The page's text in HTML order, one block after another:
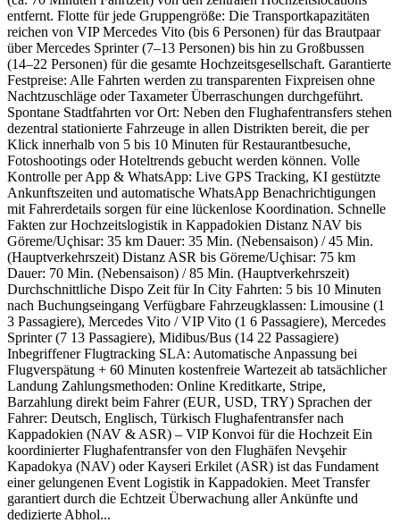
entfernt. Flotte für jede Gruppengröße: Die Transportkapazitäten
reichen von VIP Mercedes Vito (bis 6 Personen) für das Brautpaar
über Mercedes Sprinter (7–13 Personen) bis hin zu Großbussen
(14–22 Personen) für die gesamte Hochzeitsgesellschaft. Garantierte
Festpreise: Alle Fahrten werden zu transparenten Fixpreisen ohne
Nachtzuschläge oder Taxameter Überraschungen durchgeführt.
Spontane Stadtfahrten vor Ort: Neben den Flughafentransfers stehen
dezentral stationierte Fahrzeuge in allen Distrikten bereit, die per
Klick innerhalb von 5 bis 10 Minuten für Restaurantbesuche,
Fotoshootings oder Hoteltrends gebucht werden können. Volle
Kontrolle per App & WhatsApp: Live GPS Tracking, KI gestützte
Ankunftszeiten und automatische WhatsApp Benachrichtigungen
mit Fahrerdetails sorgen für eine lückenlose Koordination. Schnelle
Fakten zur Hochzeitslogistik in Kappadokien Distanz NAV bis
Göreme/Uçhisar: 35 km Dauer: 35 Min. (Nebensaison) / 45 Min.
(Hauptverkehrszeit) Distanz ASR bis Göreme/Uçhisar: 75 km
Dauer: 70 Min. (Nebensaison) / 85 Min. (Hauptverkehrszeit)
Durchschnittliche Dispo Zeit für In City Fahrten: 5 bis 10 Minuten
nach Buchungseingang Verfügbare Fahrzeugklassen: Limousine (1
3 Passagiere), Mercedes Vito / VIP Vito (1 6 Passagiere), Mercedes
Sprinter (7 13 Passagiere), Midibus/Bus (14 22 Passagiere)
Inbegriffener Flugtracking SLA: Automatische Anpassung bei
Flugverspätung + 60 Minuten kostenfreie Wartezeit ab tatsächlicher
Landung Zahlungsmethoden: Online Kreditkarte, Stripe,
Barzahlung direkt beim Fahrer (EUR, USD, TRY) Sprachen der
Fahrer: Deutsch, Englisch, Türkisch Flughafentransfer nach
Kappadokien (NAV & ASR) – VIP Konvoi für die Hochzeit Ein
koordinierter Flughafentransfer von den Flughäfen Nevşehir
Kapadokya (NAV) oder Kayseri Erkilet (ASR) ist das Fundament
einer gelungenen Event Logistik in Kappadokien. Meet Transfer
garantiert durch die Echtzeit Überwachung aller Ankünfte und
dedizierte Abhol...